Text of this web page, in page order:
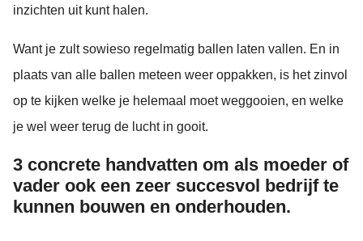
inzichten uit kunt halen.
Want je zult sowieso regelmatig ballen laten vallen. En in
plaats van alle ballen meteen weer oppakken, is het zinvol
op te kijken welke je helemaal moet weggooien, en welke
je wel weer terug de lucht in gooit.
3 concrete handvatten om als moeder of
vader ook een zeer succesvol bedrijf te
kunnen bouwen en onderhouden.